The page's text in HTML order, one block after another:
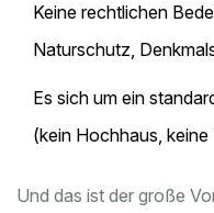
Keine rechtlichen
Naturschutz,
Es sich um ein
(kein Hochhaus, keine
Und das ist der große